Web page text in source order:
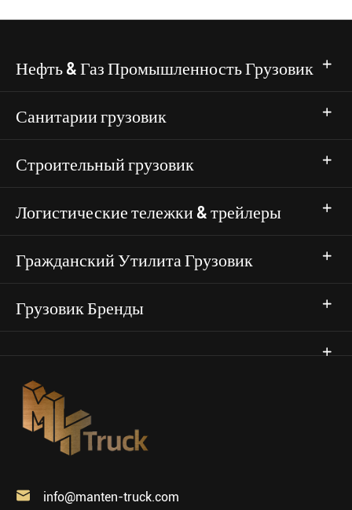
Нефть & Газ Промышленность Грузовик
Санитарии грузовик
Строительный грузовик
Логистические тележки & трейлеры
Гражданский Утилита Грузовик
Грузовик Бренды
 info@manten-truck.com